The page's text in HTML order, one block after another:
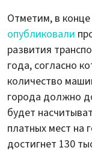
Отметим, в
опубликовали
развития
года, согласно
количество
города должно
будет
платных мест на
достигнет 130